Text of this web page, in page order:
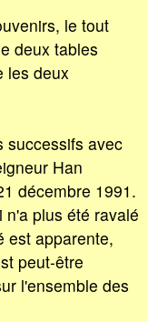
le tout
deux tables
les deux
successifs avec
Han
décembre 1991.
plus été ravalé
est apparente,
peut-être
l'ensemble des